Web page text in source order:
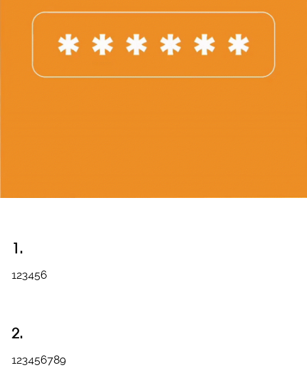
1.
123456
2.
123456789